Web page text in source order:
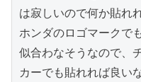
は寂しいので何か貼れ
ホンダのロゴマークで
似合わなそうなので、
カーでも貼れれば良い